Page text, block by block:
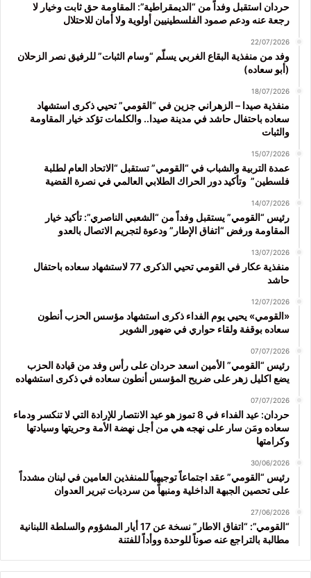
حردان استقبل وفداً من “الديمقراطية”: المقاومة حق ثابت وخيار لا
رجعة عنه ودعم صمود الفلسطينيين أولوية ولا أمان للاحتلال
22/07/2026
وفد من منفذية البقاع الغربي يسلّم “وسام الثبات” للرفيق نصر الزحلان
(أبو سعاده)
18/07/2026
منفذية صيدا – الزهراني جزين في “القومي” تحيي ذكرى استشهاد
سعاده باحتفال حاشد في مدينة صيدا.. والكلمات تؤكد خيار المقاومة
والثبات
15/07/2026
عمدة التربية والشباب في “القومي” تستقبل “الاتحاد العام لطلبة
فلسطين” وتأكيد دور الحراك الطلابي العالمي في نصرة القضية
14/07/2026
رئيس “القومي” يستقبل وفداً من “الشعبي الناصري”: تأكيد خيار
المقاومة ورفض “اتفاق الإطار” ودعوة لتجريم الاتصال بالعدو
13/07/2026
منفذية عكار في القومي تحيي الذكرى 77 لاستشهاد سعاده باحتفال
حاشد
12/07/2026
«القومي» يحيي يوم الفداء ذكرى استشهاد مؤسس الحزب أنطون
سعاده بوقفة ولقاء حواري في ضهور الشوير
07/07/2026
رئيس “القومي” الأمين اسعد حردان على رأس وفد من قيادة الحزب
يضع اكليل زهر على ضريح المؤسس أنطون سعاده في ذكرى استشهاده
07/07/2026
حردان: عيد الفداء في 8 تموز هو عيد الانتصار للإرادة التي لا تنكسر ودماء
سعاده ومَن سار على نهجه هي من أجل نهضة الأمة وحريتها وسيادتها
وكرامتها
30/06/2026
رئيس “القومي” عقد اجتماعاً توجيهياً للمنفذين العامين في لبنان مشدداً
على تحصين الجبهة الداخلية ومنبهاً من سرديات تبرير العدوان
27/06/2026
“القومي”: “اتفاق الاطار” نسخة عن 17 أيار المشؤوم والسلطة اللبنانية
مطالبة بالتراجع عنه صوناً للوحدة ووأداً للفتنة